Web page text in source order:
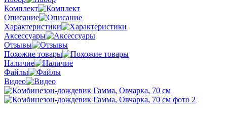
Комплект
Описание
Характеристики
Аксессуары
Отзывы
Похожие товары
Наличие
Файлы
Видео